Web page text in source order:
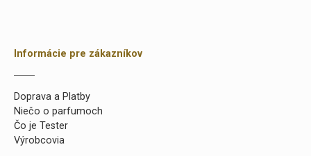
Informácie pre zákazníkov
Doprava a Platby
Niečo o parfumoch
Čo je Tester
Výrobcovia